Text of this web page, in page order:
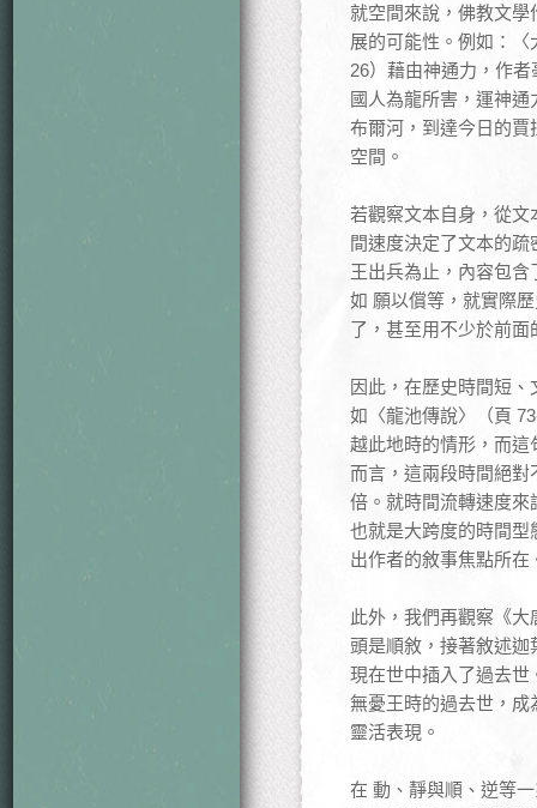
就空間來說，佛教文
展的可能性。例如：
26）藉由神通力，作
國人為龍所害，運神
布爾河，到達今日的
空間。
若觀察文本自身，從
間速度決定了文本的
王出兵為止，內容包
如 願以償等，就實際
了，甚至用不少於前
因此，在歷史時間短
如〈龍池傳說〉（頁
越此地時的情形，而
而言，這兩段時間絕
倍。就時間流轉速度
也就是大跨度的時間
出作者的敘事焦點所在
此外，我們再觀察《
頭是順敘，接著敘述
現在世中插入了過去世
無憂王時的過去世，
靈活表現。
在 動、靜與順、逆等